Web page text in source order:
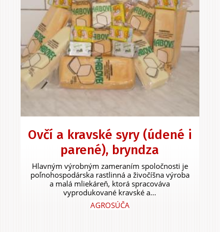
Ovčí a kravské syry (údené i
parené), bryndza
Hlavným výrobným zameraním spoločnosti je
poľnohospodárska rastlinná a živočíšna výroba
a malá mliekáreň, ktorá spracováva
vyprodukované kravské a...
AGROSÚČA